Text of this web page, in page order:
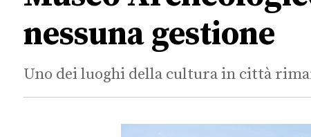
nessuna gestione
Uno dei luoghi della cultura in città